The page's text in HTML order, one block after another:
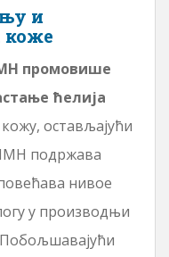
и
коже
промовише
ћелија
остављајући
подржава
нивое
у производњи
Побољшавајући